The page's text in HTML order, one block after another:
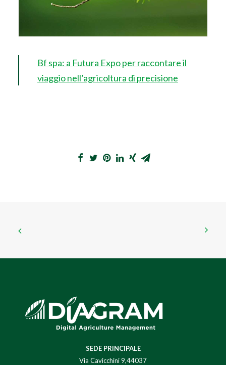
Bf spa: a Futura Expo per raccontare il
viaggio nell’agricoltura di precisione
SEDE PRINCIPALE
Via Cavicchini 9,44037